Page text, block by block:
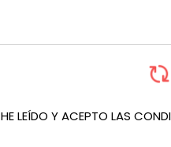
HE LEÍDO Y ACEPTO LAS